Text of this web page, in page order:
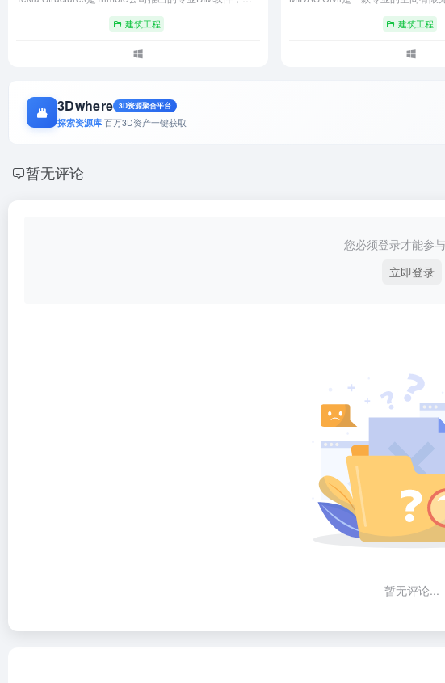
建筑工程 建筑工程
3Dwhere 3D资源聚合平台
探索资源库|百万3D资产一键获取
暂无评论
您必须登录才能参
立即登录
暂无评论...